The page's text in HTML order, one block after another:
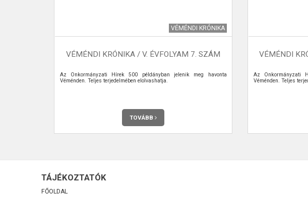
VÉMÉNDI KRÓNIKA
VÉMÉNDI KRÓNIKA / V. ÉVFOLYAM 7. SZÁM
Az Önkormányzati Hírek 500 példányban jelenik meg havonta
Véménden. Teljes terjedelmében elolvashatja.
TOVÁBB
VÉMÉNDI
Az Önkormányzati
Véménden. Teljes
TÁJÉKOZTATÓK
FŐOLDAL